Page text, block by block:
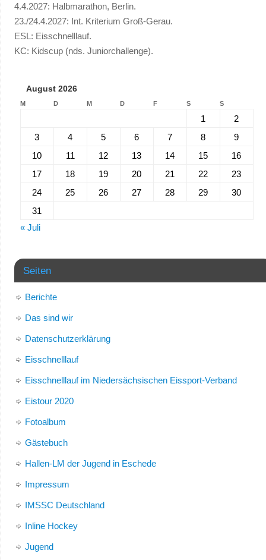
4.4.2027: Halbmarathon, Berlin.
23./24.4.2027: Int. Kriterium Groß-Gerau.
ESL: Eisschnelllauf.
KC: Kidscup (nds. Juniorchallenge).
August 2026
M D M D F S S
1
2
3
4 5 6 7 8
9
10
11 12 13 14 15
16
17
18 19 20 21 22
23
24
25 26 27 28 29
30
31
« Juli
Seiten
Berichte
Das sind wir
Datenschutzerklärung
Eisschnelllauf
Eisschnelllauf im Niedersächsischen Eissport-Verband
Eistour 2020
Fotoalbum
Gästebuch
Hallen-LM der Jugend in Eschede
Impressum
IMSSC Deutschland
Inline Hockey
Jugend